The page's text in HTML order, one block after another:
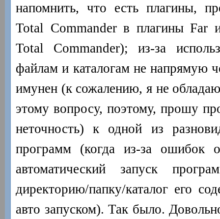
напомнить, что есть плагины,
Total Commander в плагины Far
Total Commander); из-за
файлам и каталогам не напрямую
имунен (к сожалению, я не
этому вопросу, поэтому, прошу
неточность) к одной из
программ (когда из-за ошибок
автоматический запуск
директорию/папку/каталог его
авто запуском). Так было.